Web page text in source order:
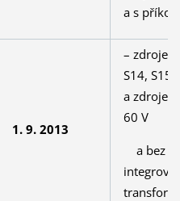
a s
1. 9. 2013
– zdroje
S14, S15
a zdroje
60 V
a bez